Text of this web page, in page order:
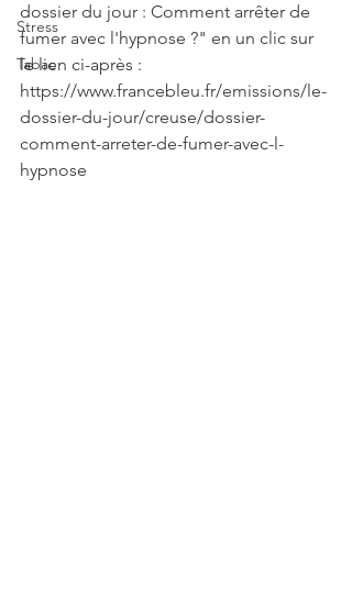
Stress
Tabac
dossier du jour : Comment arrêter de
fumer avec l'hypnose ?" en un clic sur
le lien ci-après :
https://www.francebleu.fr/emissions/le-
dossier-du-jour/creuse/dossier-
comment-arreter-de-fumer-avec-l-
hypnose